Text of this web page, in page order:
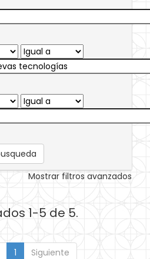
Mostrar filtros avanzados
1-5 de 5.
1 Siguiente